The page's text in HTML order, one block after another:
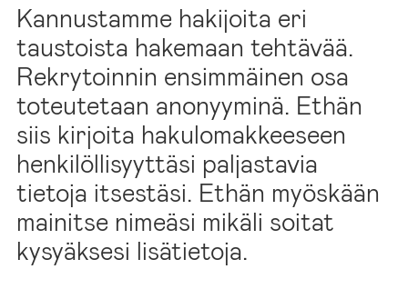
Kannustamme hakijoita eri
taustoista hakemaan tehtävää.
Rekrytoinnin ensimmäinen osa
toteutetaan anonyyminä. Ethän
siis kirjoita hakulomakkeeseen
henkilöllisyyttäsi paljastavia
tietoja itsestäsi. Ethän myöskään
mainitse nimeäsi mikäli soitat
kysyäksesi lisätietoja.